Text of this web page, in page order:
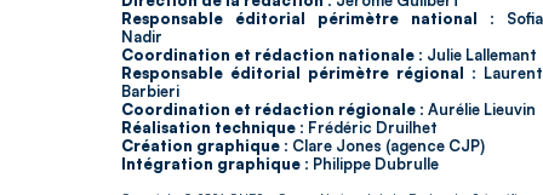
Responsable éditorial périmètre national : Sofia
Nadir
Coordination et rédaction nationale : Julie Lallemant
Responsable éditorial périmètre régional : Laurent
Barbieri
Coordination et rédaction régionale : Aurélie Lieuvin
Réalisation technique : Frédéric Druilhet
Création graphique : Clare Jones (agence CJP)
Intégration graphique : Philippe Dubrulle